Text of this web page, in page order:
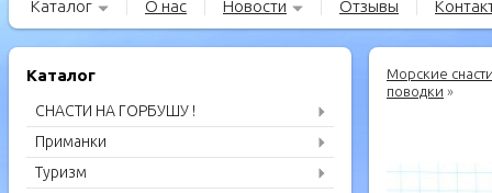
Каталог О нас Новости Отзывы
Каталог
СНАСТИ НА ГОРБУШУ !
Приманки
Туризм
Морские
поводки »